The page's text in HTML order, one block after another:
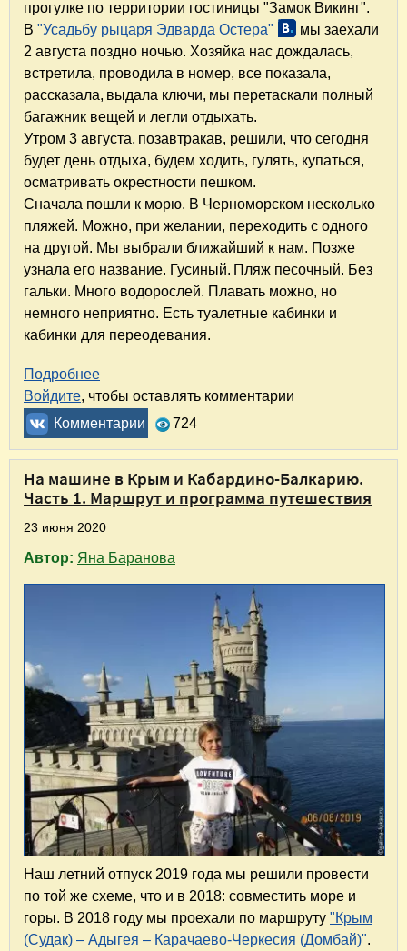
прогулке по территории гостиницы "Замок Викинг".
В "Усадьбу рыцаря Эдварда Остера"
мы заехали
2 августа поздно ночью. Хозяйка нас дождалась,
встретила, проводила в номер, все показала,
рассказала, выдала ключи, мы перетаскали полный
багажник вещей и легли отдыхать.
Утром 3 августа, позавтракав, решили, что сегодня
будет день отдыха, будем ходить, гулять, купаться,
осматривать окрестности пешком.
Сначала пошли к морю. В Черноморском несколько
пляжей. Можно, при желании, переходить с одного
на другой. Мы выбрали ближайший к нам. Позже
узнала его название. Гусиный. Пляж песочный. Без
гальки. Много водорослей. Плавать можно, но
немного неприятно. Есть туалетные кабинки и
кабинки для переодевания.
Подробнее
Войдите, чтобы оставлять комментарии
Комментарии
724
На машине в Крым и Кабардино-Балкарию.
Часть 1. Маршрут и программа путешествия
23 июня 2020
Автор: Яна Баранова
Наш летний отпуск 2019 года мы решили провести
по той же схеме, что и в 2018: совместить море и
горы. В 2018 году мы проехали по маршруту "Крым
(Судак) – Адыгея – Карачаево-Черкесия (Домбай)".